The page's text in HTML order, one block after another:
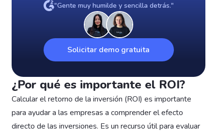
"Gente muy humilde y sencilla detrás."
Solicitar demo gratuita
¿Por qué es importante el ROI?
Calcular el retorno de la inversión (ROI) es importante
para ayudar a las empresas a comprender el efecto
directo de las inversiones. Es un recurso útil para evaluar